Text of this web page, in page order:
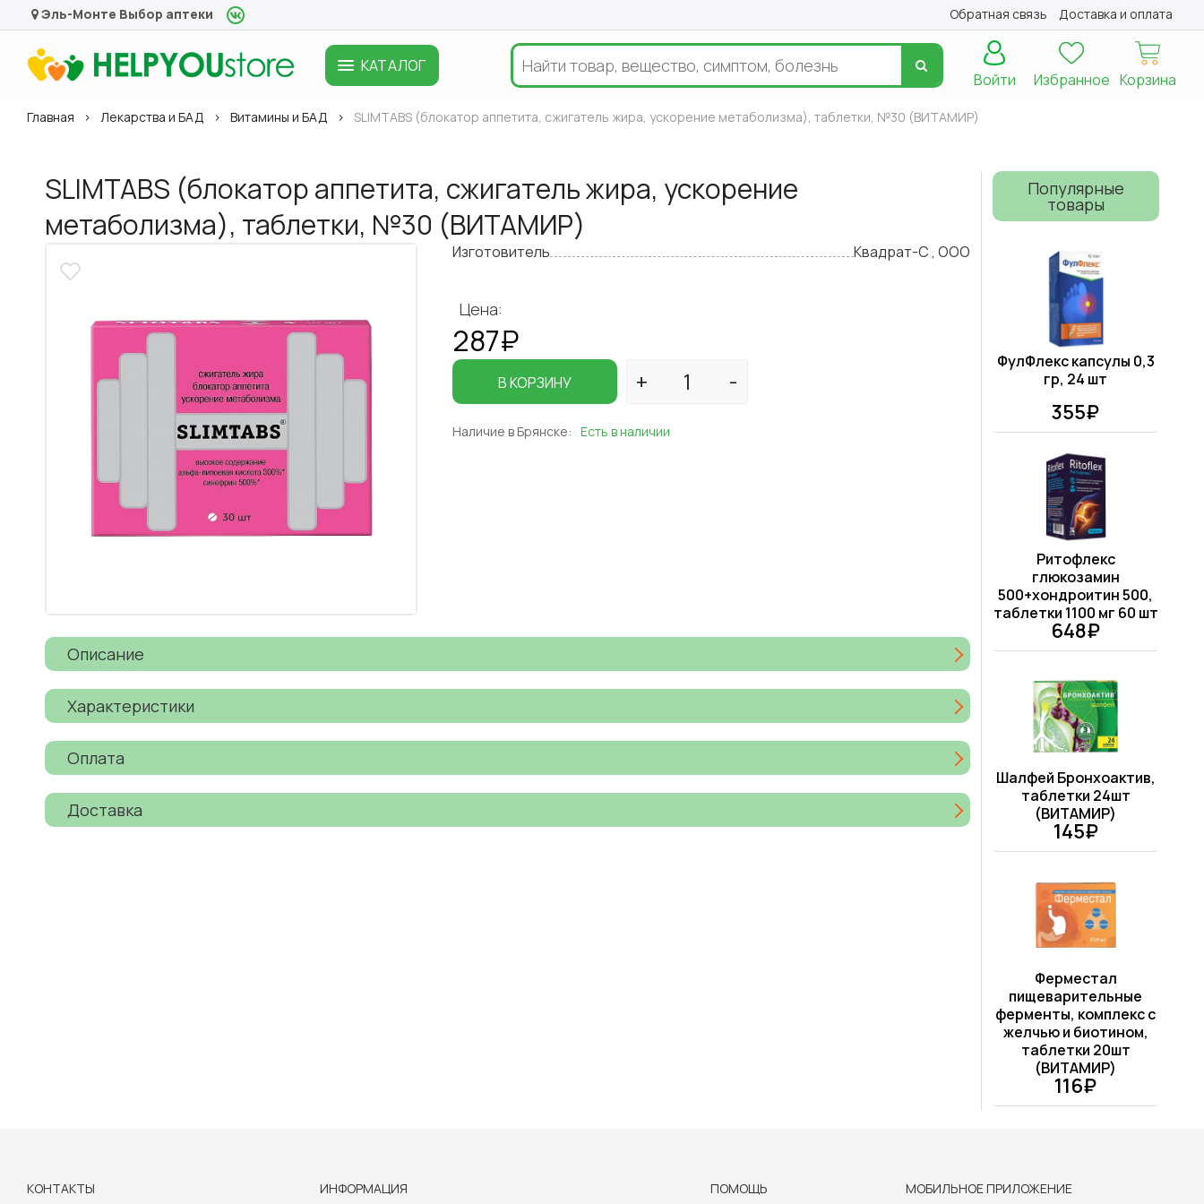
Эль-Монте Выбор аптеки Обратная связь Доставка и оплата
КАТАЛОГ
Корзина
Избранное
Войти
Главная Лекарства и БАД Витамины и БАД SLIMTABS (блокатор аппетита, сжигатель жира, ускорение метаболизма), таблетки, №30 (ВИТАМИР)
SLIMTABS (блокатор аппетита, сжигатель жира, ускорение
метаболизма), таблетки, №30 (ВИТАМИР)
Изготовитель Квадрат-С , ООО
Цена:
287₽
В КОРЗИНУ
Наличие в Брянске: Есть в наличии
Описание
Характеристики
Оплата
Доставка
Популярные
товары
ФулФлекс капсулы 0,3
гр, 24 шт
355₽
Ритофлекс
глюкозамин
500+хондроитин 500,
таблетки 1100 мг 60 шт
648₽
Шалфей Бронхоактив,
таблетки 24шт
(ВИТАМИР)
145₽
Ферместал
пищеварительные
ферменты, комплекс с
желчью и биотином,
таблетки 20шт
(ВИТАМИР)
116₽
КОНТАКТЫ ИНФОРМАЦИЯ ПОМОЩЬ МОБИЛЬНОЕ ПРИЛОЖЕНИЕ